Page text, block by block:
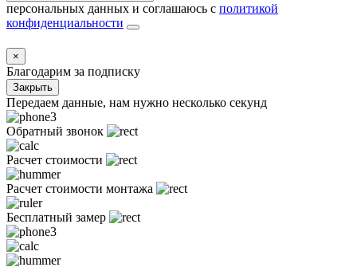
персональных данных и соглашаюсь с политикой
конфиденциальности
×
Благодарим за подписку
Закрыть
Передаем данные, нам нужно несколько секунд
Обратный звонок
Расчет стоимости
Расчет стоимости монтажа
Бесплатный замер